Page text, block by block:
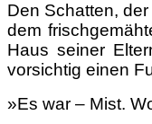
Den Schatten,
dem
Haus seiner
vorsichtig einen
»Es war – Mist.